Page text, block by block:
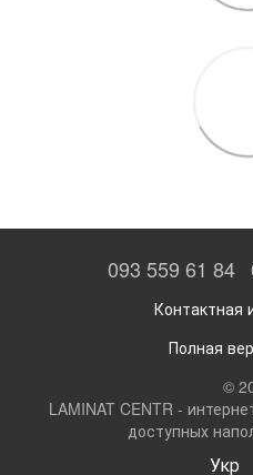
093 559 61 84
Контактная
Полная
©
LAMINAT CENTR -
доступных
Укр